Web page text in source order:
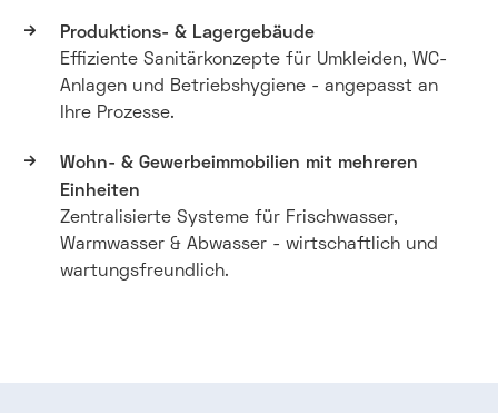
Produktions- & Lagergebäude
Effiziente Sanitärkonzepte für Umkleiden, WC-
Anlagen und Betriebshygiene - angepasst an
Ihre Prozesse.
Wohn- & Gewerbeimmobilien mit mehreren
Einheiten
Zentralisierte Systeme für Frischwasser,
Warmwasser & Abwasser - wirtschaftlich und
wartungsfreundlich.